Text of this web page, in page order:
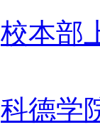
校本部
科德学